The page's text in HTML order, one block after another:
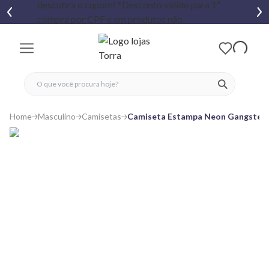
ver
fechar menu
fechar menu
favoritos
Home Masculino Camisetas Camiseta Estampa Neon Gangster